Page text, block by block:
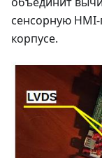
сенсорную
корпусе.